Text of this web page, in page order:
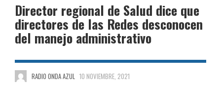
Director regional de Salud dice que
directores de las Redes desconocen
del manejo administrativo
RADIO ONDA AZUL 10 NOVIEMBRE, 2021